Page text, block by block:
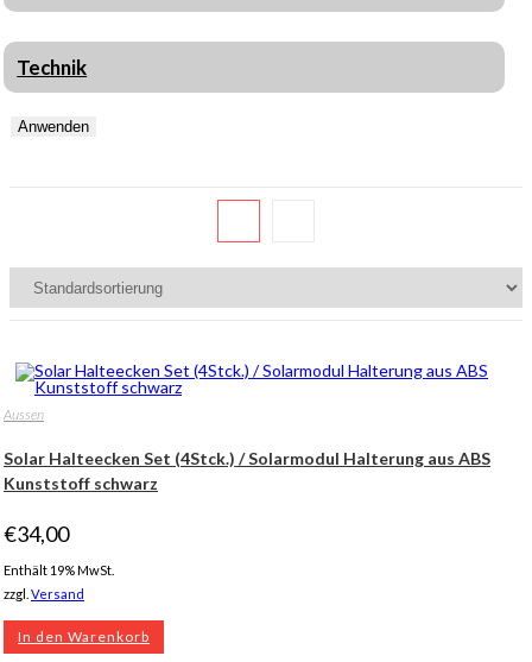
Technik
Anwenden
Aussen
Solar Halteecken Set (4Stck.) / Solarmodul Halterung aus ABS
Kunststoff schwarz
€34,00
Enthält 19% MwSt.
zzgl. Versand
In den Warenkorb